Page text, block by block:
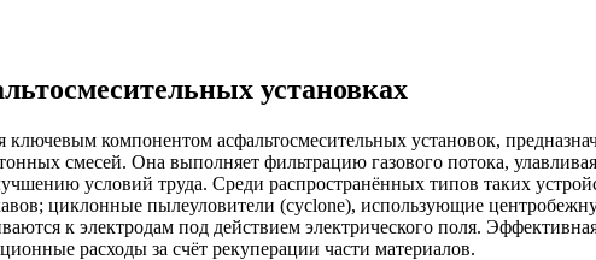
установках
компонентом асфальтосмесительных установок,
смесей. Она выполняет фильтрацию газового потока,
условий труда. Среди распространённых типов таких
циклонные пылеуловители (cyclone), использующие
к электродам под действием электрического поля.
расходы за счёт рекуперации части материалов.